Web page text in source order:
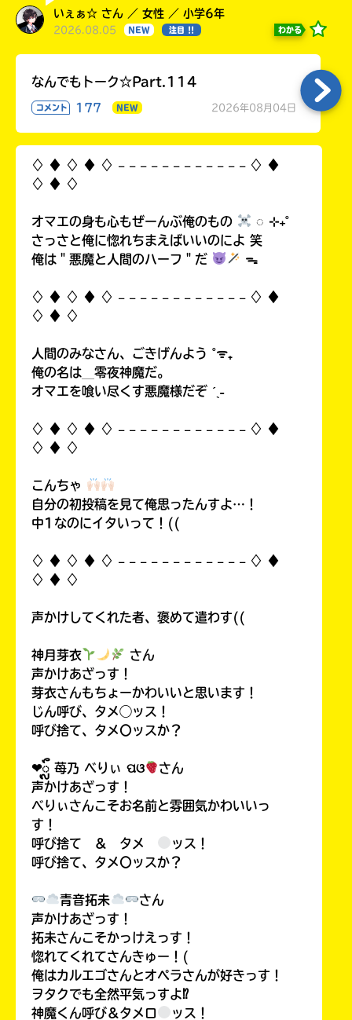
いぇぁ☆ さん ／ 女性 ／ 小学6年
2026.08.05 NEW 注目 !! わかる
なんでもトーク☆Part.114
コメント 177 NEW 2026年08月04日
♢ ♦︎ ♢ ♦︎ ♢ 𓐄 𓐄 𓐄 𓐄 𓐄 𓐄 𓐄 𓐄 𓐄 𓐄 𓐄 𓐄 ♢ ♦︎
♢ ♦︎ ♢
オマエの身も心もぜーんぶ俺のもの
◌ ⊹₊˚
さっさと俺に惚れちまえばいいのによ 笑
俺は＂悪魔と人間のハーフ＂だ
ᯓ
♢ ♦︎ ♢ ♦︎ ♢ 𓐄 𓐄 𓐄 𓐄 𓐄 𓐄 𓐄 𓐄 𓐄 𓐄 𓐄 𓐄 ♢ ♦︎
♢ ♦︎ ♢
人間のみなさん、ごきげんよう ˚ᯤ₊
俺の名は＿零夜神魔だ。
オマエを喰い尽くす悪魔様だぞ ˊˎ˗
♢ ♦︎ ♢ ♦︎ ♢ 𓐄 𓐄 𓐄 𓐄 𓐄 𓐄 𓐄 𓐄 𓐄 𓐄 𓐄 𓐄 ♢ ♦︎
♢ ♦︎ ♢
こんちゃ
自分の初投稿を見て俺思ったんすよ…！
中1なのにイタいって！((
♢ ♦︎ ♢ ♦︎ ♢ 𓐄 𓐄 𓐄 𓐄 𓐄 𓐄 𓐄 𓐄 𓐄 𓐄 𓐄 𓐄 ♢ ♦︎
♢ ♦︎ ♢
声かけしてくれた者、褒めて遣わす((
神月芽衣
さん
声かけあざっす！
芽衣さんもちょーかわいいと思います！
じん呼び、タメ◯ッス！
呼び捨て、タメ〇ッスか？
❤︎ᬼ 苺乃 べりぃ ପଓ
さん
声かけあざっす！
べりぃさんこそお名前と雰囲気かわいいっ
す！
呼び捨て ＆ タメ
ッス！
呼び捨て、タメ〇ッスか？
青音拓未
さん
声かけあざっす！
拓未さんこそかっけえっす！
惚れてくれてさんきゅー！(
俺はカルエゴさんとオペラさんが好きっす！
ヲタクでも全然平気っすよ⁉
神魔くん呼び＆タメロ
ッス！